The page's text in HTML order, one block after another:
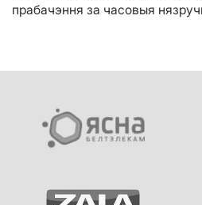
прабачэння за часовыя